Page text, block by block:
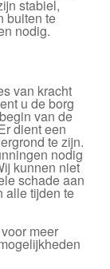
stabiel,
buiten te
nodig.
van kracht
u de borg
van de
dient een
te zijn.
nodig
kunnen niet
schade aan
alle tijden te
meer